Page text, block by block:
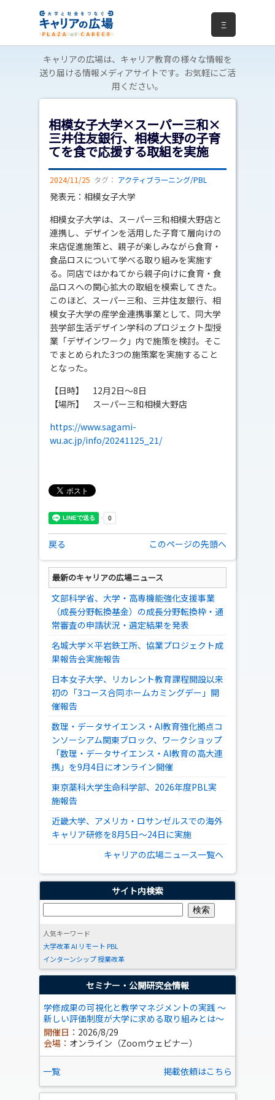
Ξ
キャリアの広場は、キャリア教育の様々な情報を
送り届ける情報メディアサイトです。お気軽にご活
用ください。
相模女子大学×スーパー三和×
三井住友銀行、相模大野の子育
てを食で応援する取組を実施
2024/11/25 タグ： アクティブラーニング/PBL
発表元：相模女子大学
相模女子大学は、スーパー三和相模大野店と
連携し、デザインを活用した子育て層向けの
来店促進施策と、親子が楽しみながら食育・
食品ロスについて学べる取り組みを実施す
る。同店ではかねてから親子向けに食育・食
品ロスへの関心拡大の取組を模索してきた。
このほど、スーパー三和、三井住友銀行、相
模女子大学の産学金連携事業として、同大学
芸学部生活デザイン学科のプロジェクト型授
業「デザインワーク」内で施策を検討。そこ
でまとめられた3つの施策案を実施すること
となった。
【日時】 12月2日～8日
【場所】 スーパー三和相模大野店
https://www.sagami-
wu.ac.jp/info/20241125_21/
戻る このページの先頭へ
最新のキャリアの広場ニュース
文部科学省、大学・高専機能強化支援事業
（成長分野転換基金）の成長分野転換枠・通
常審査の申請状況・選定結果を発表
名城大学×平岩鉄工所、協業プロジェクト成
果報告会実施報告
日本女子大学、リカレント教育課程開設以来
初の「3コース合同ホームカミングデー」開
催報告
数理・データサイエンス・AI教育強化拠点コ
ンソーシアム関東ブロック、ワークショップ
「数理・データサイエンス・AI教育の高大連
携」を9月4日にオンライン開催
東京薬科大学生命科学部、2026年度PBL実
施報告
近畿大学、アメリカ・ロサンゼルスでの海外
キャリア研修を8月5日～24日に実施
キャリアの広場ニュース一覧へ
サイト内検索
人気キーワード
大学改革AI リモート PBL
インターンシップ授業改革
セミナー・公開研究会情報
学修成果の可視化と教学マネジメントの実践 ～
新しい評価制度が大学に求める取り組みとは～
開催日： 2026/8/29
会場： オンライン（Zoomウェビナー）
一覧 掲載依頼はこちら